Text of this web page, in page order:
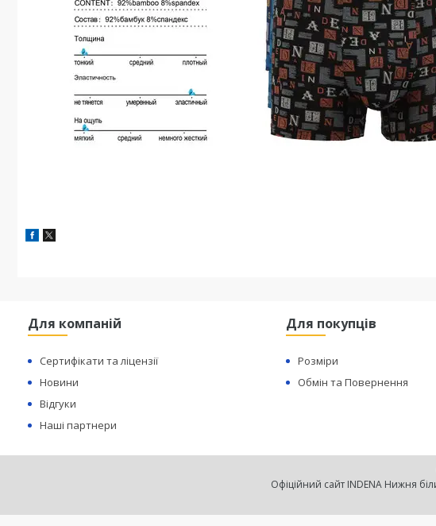
Для компаній
Сертифікати та ліцензії
Новини
Відгуки
Наші партнери
Для покупців
Розміри
Обмін та Повернення